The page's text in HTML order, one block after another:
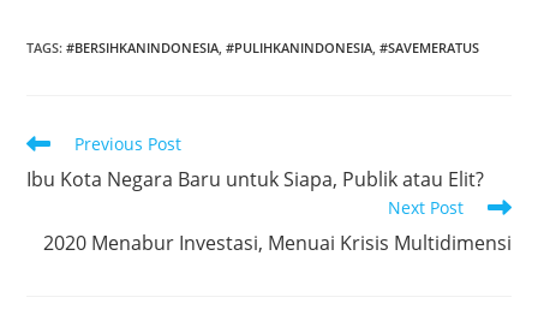
TAGS:#BERSIHKANINDONESIA, #PULIHKANINDONESIA, #SAVEMERATUS
Read
more
articles
Previous Post
Ibu Kota Negara Baru untuk Siapa, Publik atau Elit?
Next Post
2020 Menabur Investasi, Menuai Krisis Multidimensi